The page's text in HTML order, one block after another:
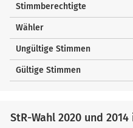
Stimmberechtigte
Wähler
Ungültige Stimmen
Gültige Stimmen
StR-Wahl 2020 und